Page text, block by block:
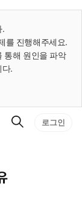
.
를 진행해주세요.
통해 원인을 파악
.
검
로그인